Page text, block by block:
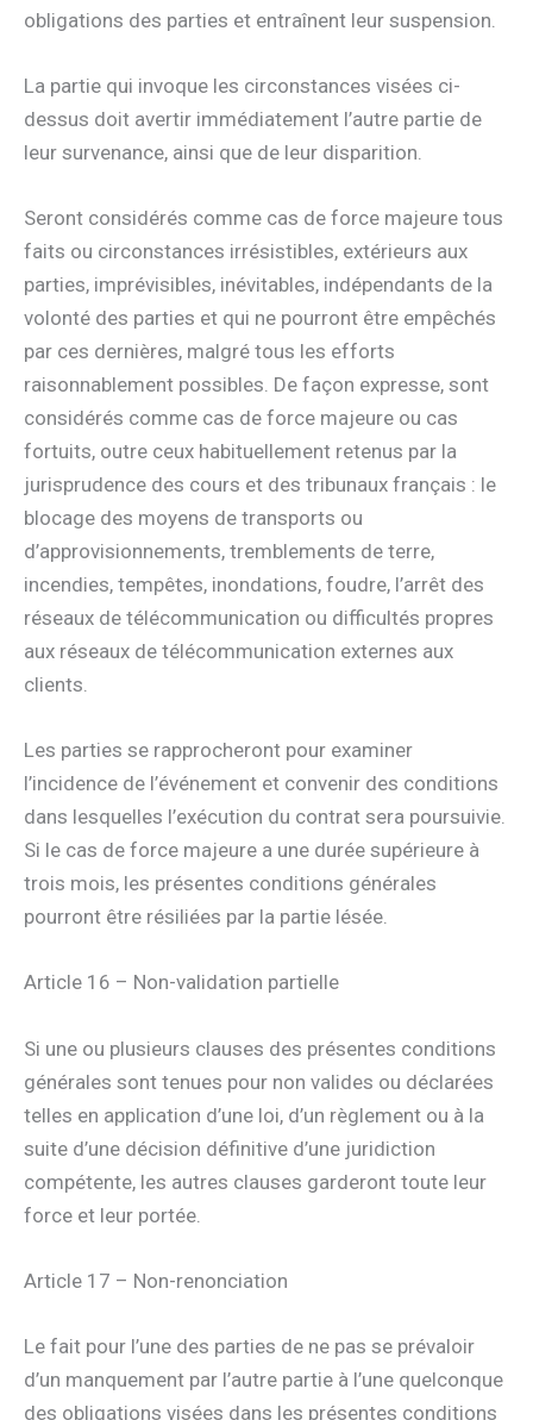
obligations des parties et entraînent leur suspension.
La partie qui invoque les circonstances visées ci-
dessus doit avertir immédiatement l’autre partie de
leur survenance, ainsi que de leur disparition.
Seront considérés comme cas de force majeure tous
faits ou circonstances irrésistibles, extérieurs aux
parties, imprévisibles, inévitables, indépendants de la
volonté des parties et qui ne pourront être empêchés
par ces dernières, malgré tous les efforts
raisonnablement possibles. De façon expresse, sont
considérés comme cas de force majeure ou cas
fortuits, outre ceux habituellement retenus par la
jurisprudence des cours et des tribunaux français : le
blocage des moyens de transports ou
d’approvisionnements, tremblements de terre,
incendies, tempêtes, inondations, foudre, l’arrêt des
réseaux de télécommunication ou difficultés propres
aux réseaux de télécommunication externes aux
clients.
Les parties se rapprocheront pour examiner
l’incidence de l’événement et convenir des conditions
dans lesquelles l’exécution du contrat sera poursuivie.
Si le cas de force majeure a une durée supérieure à
trois mois, les présentes conditions générales
pourront être résiliées par la partie lésée.
Article 16 – Non-validation partielle
Si une ou plusieurs clauses des présentes conditions
générales sont tenues pour non valides ou déclarées
telles en application d’une loi, d’un règlement ou à la
suite d’une décision définitive d’une juridiction
compétente, les autres clauses garderont toute leur
force et leur portée.
Article 17 – Non-renonciation
Le fait pour l’une des parties de ne pas se prévaloir
d’un manquement par l’autre partie à l’une quelconque
des obligations visées dans les présentes conditions